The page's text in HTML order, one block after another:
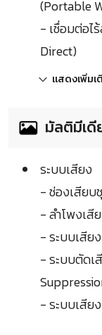
(Portable
- เชื่อมต่อไ
Direct)
แสดงเพิ่มเ
มัลติมีเดี
ระบบเสียง
- ช่องเสียบ
- ลำโพงเสี
- ระบบเสีย
- ระบบตัดเ
- ระบบเสีย